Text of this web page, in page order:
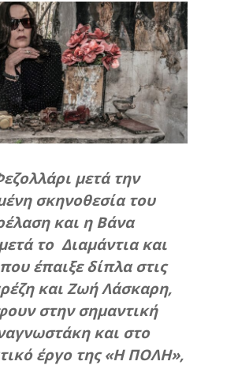
μετά την
σκηνοθεσία του
και η Βάνα
το Διαμάντια και
έπαιξε δίπλα στις
και Ζωή Λάσκαρη,
στην σημαντική
και στο
έργο της «H ΠΟΛΗ»,